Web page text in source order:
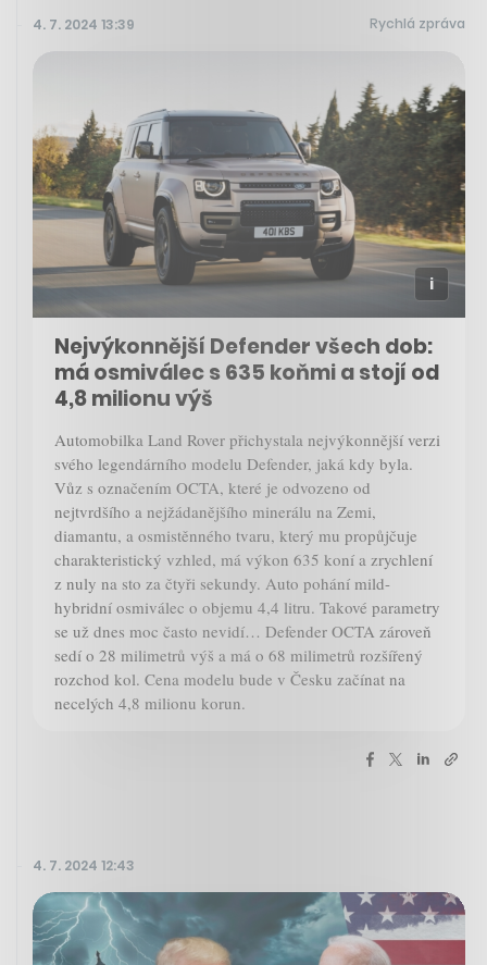
4. 7. 2024 13:39 Rychlá zpráva
Nejvýkonnější Defender všech dob:
má osmiválec s 635 koňmi a stojí od
4,8 milionu výš
Automobilka Land Rover přichystala nejvýkonnější verzi
svého legendárního modelu Defender, jaká kdy byla.
Vůz s označením OCTA, které je odvozeno od
nejtvrdšího a nejžádanějšího minerálu na Zemi,
diamantu, a osmistěnného tvaru, který mu propůjčuje
charakteristický vzhled, má výkon 635 koní a zrychlení
z nuly na sto za čtyři sekundy. Auto pohání mild-
hybridní osmiválec o objemu 4,4 litru. Takové parametry
se už dnes moc často nevidí… Defender OCTA zároveň
sedí o 28 milimetrů výš a má o 68 milimetrů rozšířený
rozchod kol. Cena modelu bude v Česku začínat na
necelých 4,8 milionu korun.
4. 7. 2024 12:43